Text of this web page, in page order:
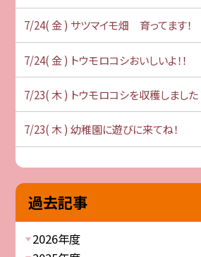
7/24( 金 ) サツマイモ畑 育ってます！
7/24( 金 ) トウモロコシおいしいよ！！
7/23( 木 ) トウモロコシを収穫しました
7/23( 木 ) 幼稚園に遊びに来てね！
過去記事
2026年度